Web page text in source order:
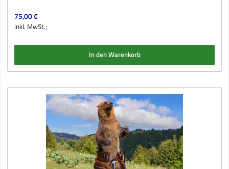
Regulärer Preis:
75,00 €
inkl. MwSt.;
In den Warenkorb